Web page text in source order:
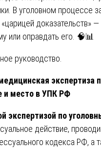
В уголовном процессе
«царицей доказательств»
или оправдать его. 🧠📊
руководство.
экспертиза
и место в УПК РФ
экспертизой по
действие,
кодекса РФ, а